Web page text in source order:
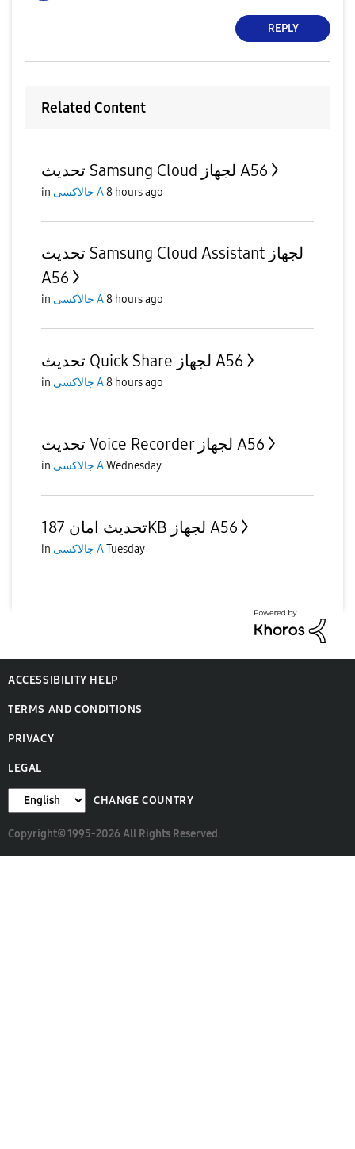
REPLY
Related Content
تحديث Samsung Cloud لجهاز A56
in جالاكسى A8 hours ago
تحديث Samsung Cloud Assistant لجهاز
A56
in جالاكسى A8 hours ago
تحديث Quick Share لجهاز A56
in جالاكسى A8 hours ago
تحديث Voice Recorder لجهاز A56
in جالاكسى AWednesday
تحديث امان 187KB لجهاز A56
in جالاكسى ATuesday
ACCESSIBILITY HELP
TERMS AND CONDITIONS
PRIVACY
LEGAL
CHANGE COUNTRY
Copyright© 1995-2026 All Rights Reserved.